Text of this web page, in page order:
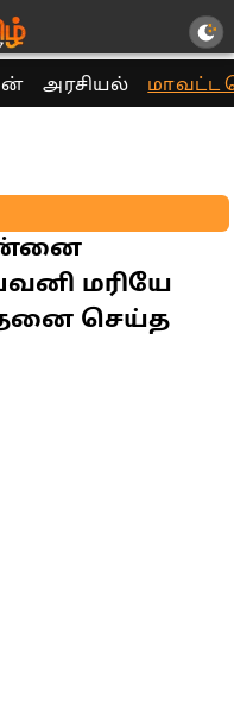
அரசியல் மாவட்ட
மரியே
செய்த